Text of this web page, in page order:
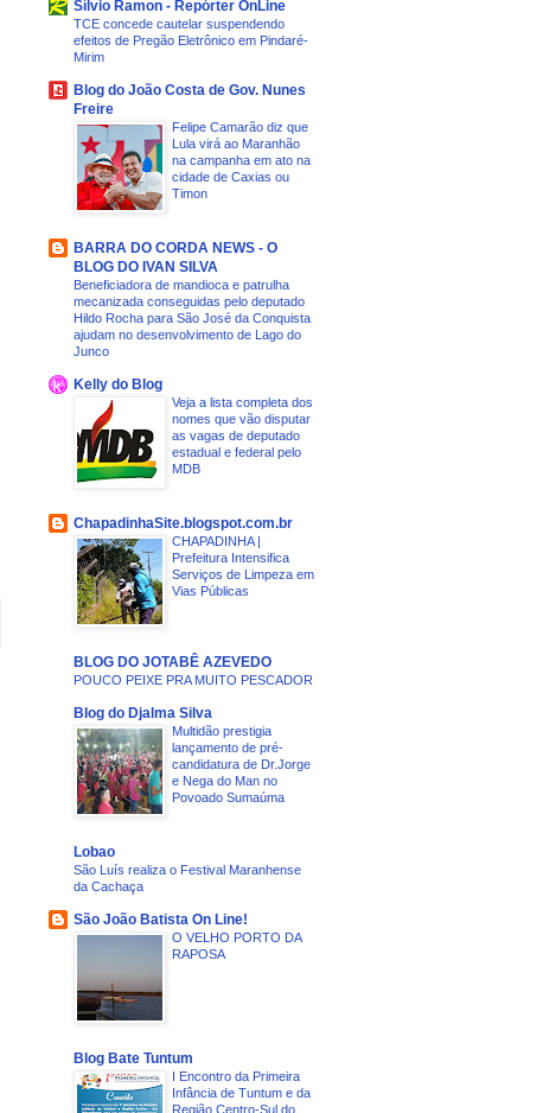
Sílvio Ramon - Repórter OnLine
TCE concede cautelar suspendendo
efeitos de Pregão Eletrônico em Pindaré-
Mirim
Blog do João Costa de Gov. Nunes
Freire
Felipe Camarão diz que
Lula virá ao Maranhão
na campanha em ato na
cidade de Caxias ou
Timon
BARRA DO CORDA NEWS - O
BLOG DO IVAN SILVA
Beneficiadora de mandioca e patrulha
mecanizada conseguidas pelo deputado
Hildo Rocha para São José da Conquista
ajudam no desenvolvimento de Lago do
Junco
Kelly do Blog
Veja a lista completa dos
nomes que vão disputar
as vagas de deputado
estadual e federal pelo
MDB
ChapadinhaSite.blogspot.com.br
CHAPADINHA |
Prefeitura Intensifica
Serviços de Limpeza em
Vias Públicas
BLOG DO JOTABÊ AZEVEDO
POUCO PEIXE PRA MUITO PESCADOR
Blog do Djalma Silva
Multidão prestigia
lançamento de pré-
candidatura de Dr.Jorge
e Nega do Man no
Povoado Sumaúma
Lobao
São Luís realiza o Festival Maranhense
da Cachaça
São João Batista On Line!
O VELHO PORTO DA
RAPOSA
Blog Bate Tuntum
I Encontro da Primeira
Infância de Tuntum e da
Região Centro-Sul do